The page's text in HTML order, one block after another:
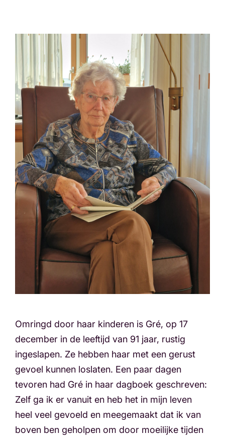
Omringd door haar kinderen is Gré, op 17
december in de leeftijd van 91 jaar, rustig
ingeslapen. Ze hebben haar met een gerust
gevoel kunnen loslaten. Een paar dagen
tevoren had Gré in haar dagboek geschreven:
Zelf ga ik er vanuit en heb het in mijn leven
heel veel gevoeld en meegemaakt dat ik van
boven ben geholpen om door moeilijke tijden